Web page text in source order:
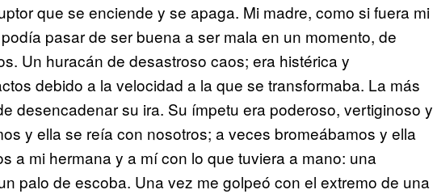
que se enciende y se apaga. Mi madre, como si fuera mi
pasar de ser buena a ser mala en un momento, de
Un huracán de desastroso caos; era histérica y
debido a la velocidad a la que se transformaba. La más
desencadenar su ira. Su ímpetu era poderoso, vertiginoso y
y ella se reía con nosotros; a veces bromeábamos y ella
a mi hermana y a mí con lo que tuviera a mano: una
palo de escoba. Una vez me golpeó con el extremo de una